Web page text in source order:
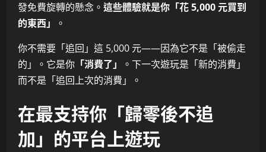
發免費旋轉的懸念。 這些體驗就是你「花 5,000 元買到
的東西」
。
你不需要「追回」這 5,000 元——因為它不是「被偷走
的」。它是你 「消費了」
。下一次遊玩是「新的消費」
而不是「追回上次的消費」。
在最支持你「歸零後不追
加」的平台上遊玩